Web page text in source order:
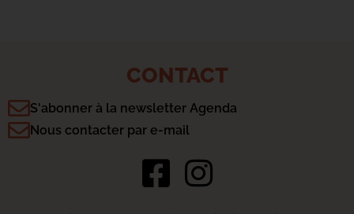
CONTACT
S'abonner à la newsletter Agenda
Nous contacter par e-mail